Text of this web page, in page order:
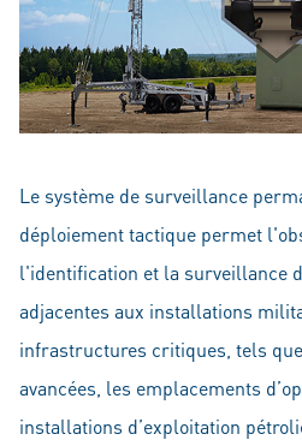
Le système de surveillance
déploiement tactique permet
l'identification et la surveillance
adjacentes aux installations
infrastructures critiques, tels
avancées, les emplacements
installations d’exploitation